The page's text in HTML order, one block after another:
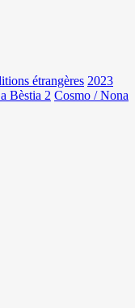
étrangères 2023
Bèstia 2 Cosmo / Nona